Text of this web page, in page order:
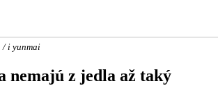
/ i yunmai
nemajú z jedla až taký